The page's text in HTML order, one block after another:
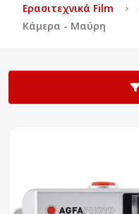
Ερασιτεχνικά Film
Κάμερα - Μαύρη